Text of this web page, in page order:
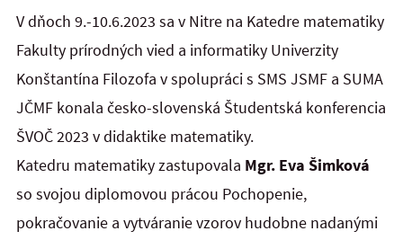
V dňoch 9.-10.6.2023 sa v Nitre na Katedre matematiky
Fakulty prírodných vied a informatiky Univerzity
Konštantína Filozofa v spolupráci s SMS JSMF a SUMA
JČMF konala česko-slovenská Študentská konferencia
ŠVOČ 2023 v didaktike matematiky.
Katedru matematiky zastupovala Mgr. Eva Šimková
so svojou diplomovou prácou Pochopenie,
pokračovanie a vytváranie vzorov hudobne nadanými